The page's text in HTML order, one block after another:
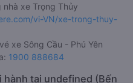
nhà xe Trọng Thủy
vi-VN/xe-trong-thuy-
xe Sông Cầu - Phú Yên
1900 888684
hành tại undefined (Bến